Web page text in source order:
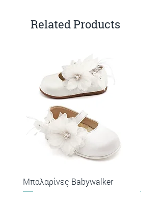
Related Products
Μπαλαρίνες Babywalker